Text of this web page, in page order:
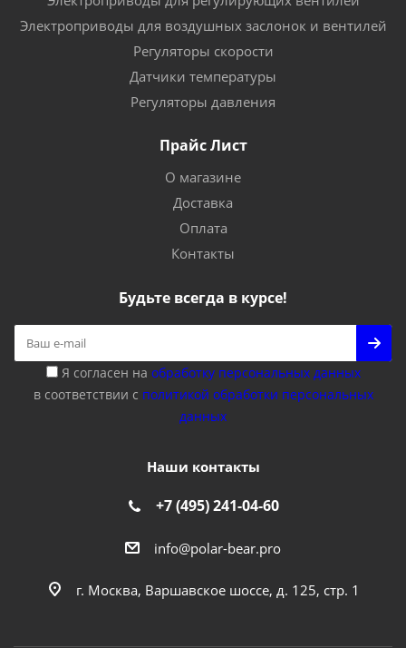
Электроприводы для воздушных заслонок и вентилей
Регуляторы скорости
Датчики температуры
Регуляторы давления
Прайс Лист
О магазине
Доставка
Оплата
Контакты
Будьте всегда в курсе!
Я согласен на обработку персональных данных
в соответствии с политикой обработки персональных
данных
Наши контакты
+7 (495) 241-04-60
info@polar-bear.pro
г. Москва, Варшавское шоссе, д. 125, стр. 1